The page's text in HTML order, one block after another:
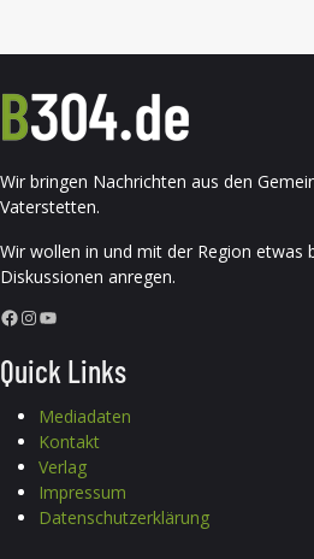
Wir bringen Nachrichten aus den
Vaterstetten.
Wir wollen in und mit der Region etwas
Diskussionen anregen.
Facebook InstagramYouTube
Quick Links
Mediadaten
Kontakt
Verlag
Impressum
Datenschutzerklärung